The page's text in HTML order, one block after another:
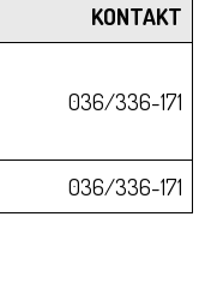
KONTAKT
036/336-171
036/336-171